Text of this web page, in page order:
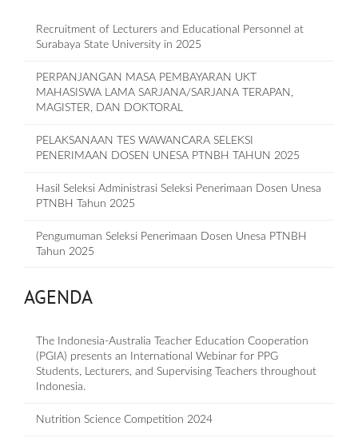
Recruitment of Lecturers and Educational Personnel at
Surabaya State University in 2025
PERPANJANGAN MASA PEMBAYARAN UKT
MAHASISWA LAMA SARJANA/SARJANA TERAPAN,
MAGISTER, DAN DOKTORAL
PELAKSANAAN TES WAWANCARA SELEKSI
PENERIMAAN DOSEN UNESA PTNBH TAHUN 2025
Hasil Seleksi Administrasi Seleksi Penerimaan Dosen Unesa
PTNBH Tahun 2025
Pengumuman Seleksi Penerimaan Dosen Unesa PTNBH
Tahun 2025
AGENDA
The Indonesia-Australia Teacher Education Cooperation
(PGIA) presents an International Webinar for PPG
Students, Lecturers, and Supervising Teachers throughout
Indonesia.
Nutrition Science Competition 2024